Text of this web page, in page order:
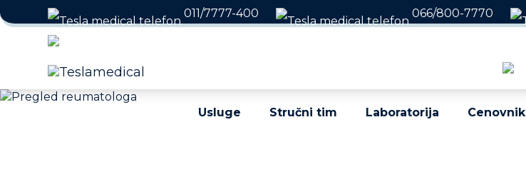
011/7777-400 066/800-7770
Usluge Stručni tim Laboratorija Cenovnik